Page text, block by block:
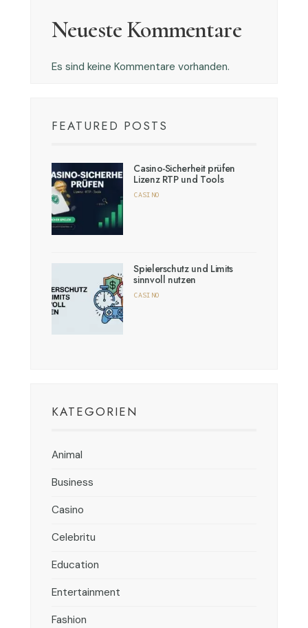
Neueste Kommentare
Es sind keine Kommentare vorhanden.
FEATURED POSTS
Casino-Sicherheit prüfen
Lizenz RTP und Tools
CASINO
Spielerschutz und Limits
sinnvoll nutzen
CASINO
KATEGORIEN
Animal
Business
Casino
Celebritu
Education
Entertainment
Fashion